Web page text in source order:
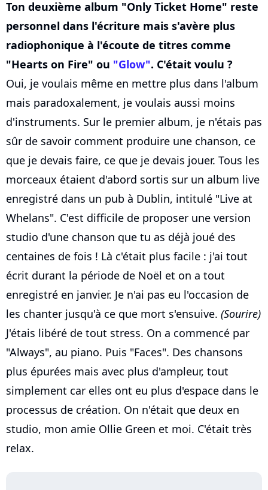
Ton deuxième album "Only Ticket Home" reste
personnel dans l'écriture mais s'avère plus
radiophonique à l'écoute de titres comme
"Hearts on Fire" ou "Glow". C'était voulu ?
Oui, je voulais même en mettre plus dans l'album
mais paradoxalement, je voulais aussi moins
d'instruments. Sur le premier album, je n'étais pas
sûr de savoir comment produire une chanson, ce
que je devais faire, ce que je devais jouer. Tous les
morceaux étaient d'abord sortis sur un album live
enregistré dans un pub à Dublin, intitulé "Live at
Whelans". C'est difficile de proposer une version
studio d'une chanson que tu as déjà joué des
centaines de fois ! Là c'était plus facile : j'ai tout
écrit durant la période de Noël et on a tout
enregistré en janvier. Je n'ai pas eu l'occasion de
les chanter jusqu'à ce que mort s'ensuive. (Sourire)
J'étais libéré de tout stress. On a commencé par
"Always", au piano. Puis "Faces". Des chansons
plus épurées mais avec plus d'ampleur, tout
simplement car elles ont eu plus d'espace dans le
processus de création. On n'était que deux en
studio, mon amie Ollie Green et moi. C'était très
relax.